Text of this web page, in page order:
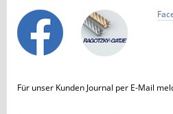
Für unser Kunden Journal per E-Mail